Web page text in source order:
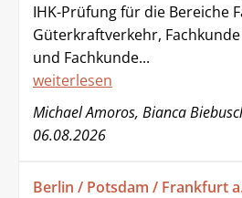
IHK-Prüfung für die Bereiche
Güterkraftverkehr,
und Fachkunde...
weiterlesen
Michael Amoros, Bianca
06.08.2026
Berlin / Potsdam / Frankfurt